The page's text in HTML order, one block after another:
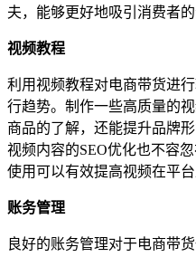
夫，能够更好地吸引消费者
视频教程
利用视频教程对电商带货进
行趋势。制作一些高质量的
商品的了解，还能提升品牌
视频内容的SEO优化也不容
使用可以有效提高视频在平台
账务管理
良好的账务管理对于电商带